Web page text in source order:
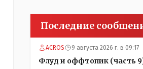
Последние
ACROS 9 августа 2026 г. в 09:17
Флуд и оффтопик (часть